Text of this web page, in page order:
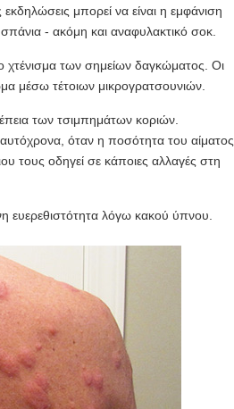
μπορεί να είναι η εμφάνιση
- ακόμη και αναφυλακτικό σοκ.
χτένισμα των σημείων δαγκώματος. Οι
μέσω τέτοιων μικρογρατσουνιών.
των τσιμπημάτων κοριών.
όταν η ποσότητα του αίματος
τους οδηγεί σε κάποιες αλλαγές στη
ευερεθιστότητα λόγω κακού ύπνου.